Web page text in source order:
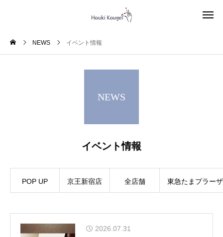
NEWS イベント情報
NEWS
イベント情報
POP UP 京王新宿店 全店舗 東急たまプラー
2026.07.31